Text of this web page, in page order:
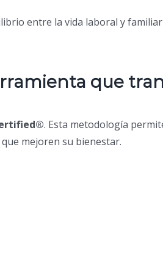
entre la vida laboral y
que
. Esta metodología
mejoren su bienestar.